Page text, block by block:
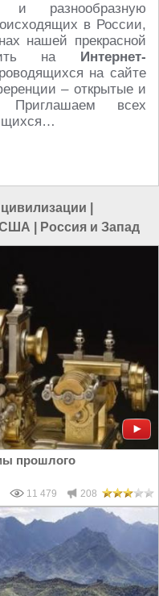
и разнообразную
в России,
нашей прекрасной
на Интернет-
на сайте
– открытые и
всех
США Россия и Запад
прошлого
11 479 208